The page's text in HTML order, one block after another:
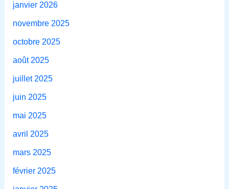
janvier 2026
novembre 2025
octobre 2025
août 2025
juillet 2025
juin 2025
mai 2025
avril 2025
mars 2025
février 2025